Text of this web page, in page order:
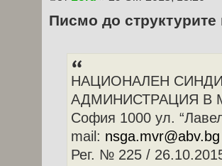
Писмо до
НАЦИОНАЛЕН
АДМИНИСТРАЦИЯ В
София 1000 ул.
mail: nsga.mvr@abv.bg
Рег. № 225 /